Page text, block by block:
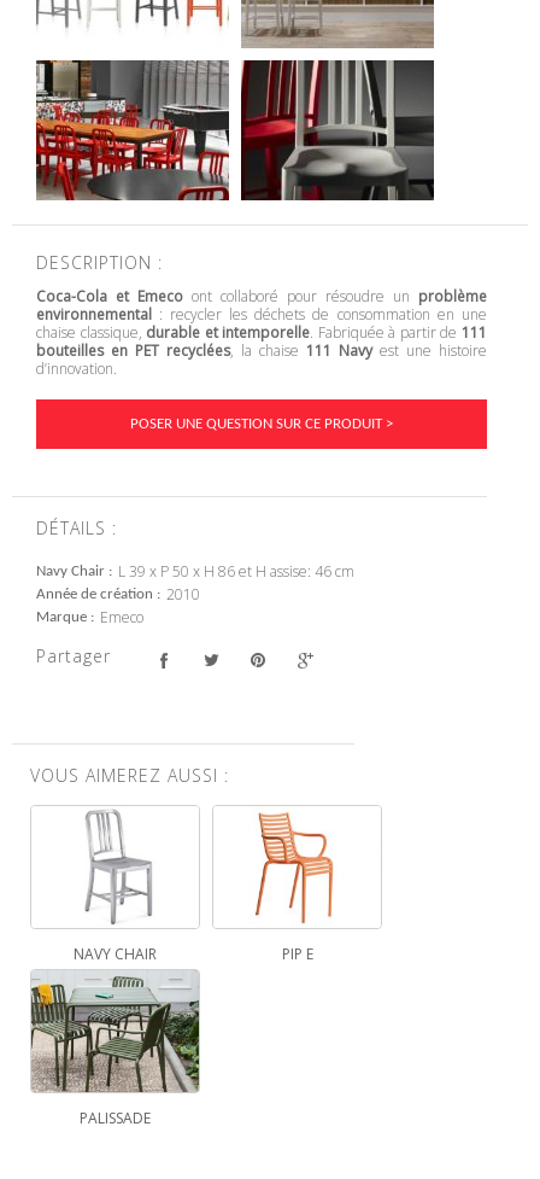
DESCRIPTION :
Coca-Cola et Emecoont collaboré pour résoudre un problème
environnemental : recycler les déchets de consommation en une
chaise classique, durable et intemporelle. Fabriquée à partir de 111
bouteilles en PET recyclées, la chaise 111 Navyest une histoire
d’innovation.
POSER UNE QUESTION SUR CE PRODUIT >
DÉTAILS :
Navy Chair L 39 x P 50 x H 86 et H assise: 46 cm
Année de création 2010
Marque Emeco
Partager
VOUS AIMEREZ AUSSI :
NAVY CHAIR PIP E
PALISSADE